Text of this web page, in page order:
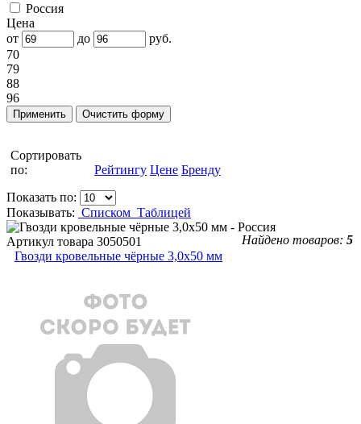
Россия
Цена
от
до
руб.
70
79
88
96
Сортировать
по:
Рейтингу Цене Бренду
Показать по:
Показывать: Списком Таблицей
Найдено товаров: 5
Артикул товара 3050501
Гвозди кровельные чёрные 3,0х50 мм